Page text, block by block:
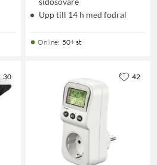
Upp till 14 h med fodral
Online: 50+ st
30 42